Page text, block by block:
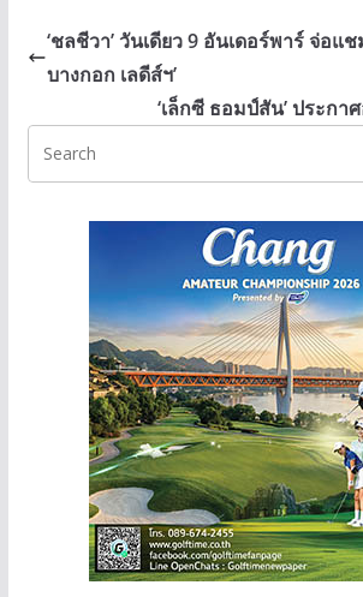
b
o
o
e
g
y
n
‘ชลชีวา’ วันเดียว 9 อันเดอร์พาร์ จ่อแช
บางกอก เลดีส์ฯ’
‘เล็กซี ธอมป์สัน’ ประกา